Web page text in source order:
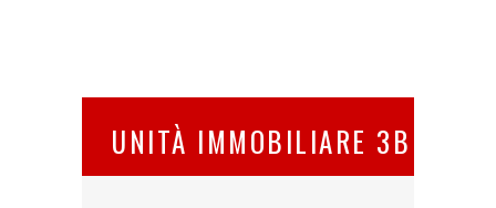
UNITÀ IMMOBILIARE 3B